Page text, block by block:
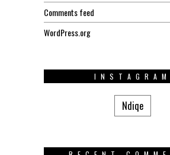
Comments feed
WordPress.org
INSTAGRAM
Ndiqe